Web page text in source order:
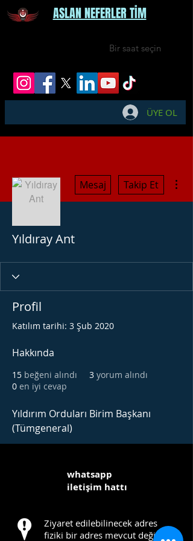
ASLAN NEFERLER TİM
Bir saat seçin
ÜYE OL
Mesaj Takip Et
Yıldıray Ant
Profil
Katılım tarihi: 3 Şub 2020
Hakkında
15 beğeni alındı 3 yorum alındı
0 en iyi cevap
Yıldırım Orduları Birim Başkanı
(Tümgeneral)
whatsapp
iletişim hattı
Ziyaret edilebilinecek adres
fiziki bir adres mevcut değildir.